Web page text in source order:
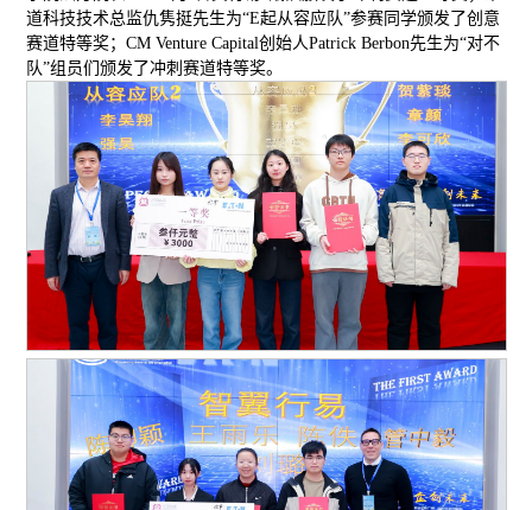
道科技技术总监仇隽挺先生为“E起从容应队”参赛同学颁发了创意
赛道特等奖；CM Venture Capital创始人Patrick Berbon先生为“对不
队”组员们颁发了冲刺赛道特等奖。